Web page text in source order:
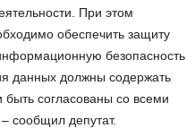
При этом
обеспечить защиту
безопасность
данных должны содержать
быть согласованы со всеми
сообщил депутат.